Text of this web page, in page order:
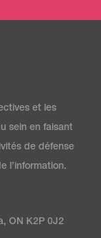
et les
sein en faisant
de défense
l’information.
ON K2P 0J2